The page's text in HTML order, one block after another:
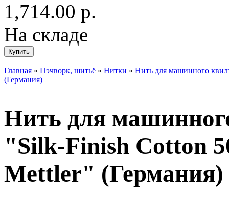
1,714.00 р.
На складе
Главная » Пэчворк, шитьё » Нитки » Нить для машинного
(Германия)
Нить для
"Silk-Finish Cotton
Mettler" (Германия)